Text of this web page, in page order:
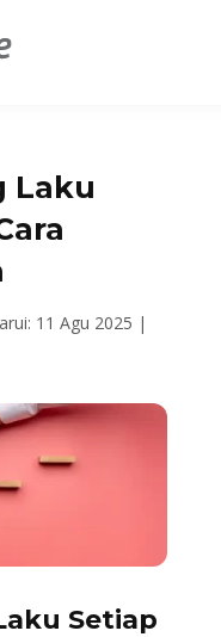
Laku
11 Agu 2025 |
Setiap